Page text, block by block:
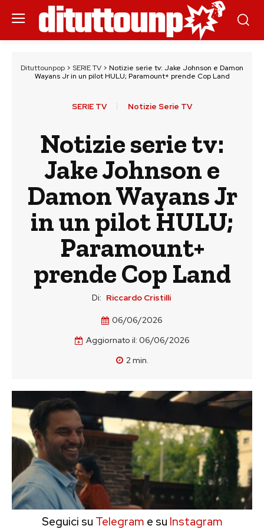
Dituttounpop > SERIE TV > Notizie serie tv: Jake Johnson e Damon
Wayans Jr in un pilot HULU; Paramount+ prende Cop Land
SERIE TV Notizie Serie TV
Notizie serie tv:
Jake Johnson e
Damon Wayans Jr
in un pilot HULU;
Paramount+
prende Cop Land
Di: Riccardo Cristilli
06/06/2026
Aggiornato il: 06/06/2026
2min.
Seguici su Telegram e su Instagram